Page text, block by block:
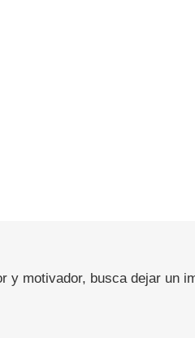
y motivador, busca dejar un